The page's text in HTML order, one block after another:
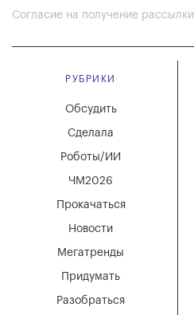
Согласие на получение рассылки
РУБРИКИ
Мегатренды
Придумать
Разобраться
Новости
Обсудить
Сделала
Роботы/ИИ
ЧМ2026
Прокачаться